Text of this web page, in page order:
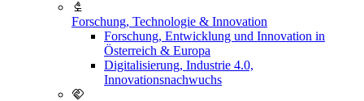
Forschung, Technologie & Innovation
Forschung, Entwicklung und Innovation in
Österreich & Europa
Digitalisierung, Industrie 4.0,
Innovationsnachwuchs